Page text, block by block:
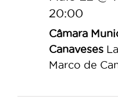
20:00
Câmara
Canaveses
Marco de